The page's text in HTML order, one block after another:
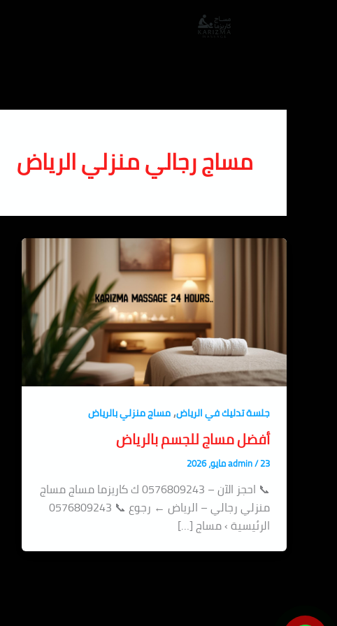
مساج رجالي منزلي الرياض
جلسة تدليك في الرياض,مساج منزلي بالرياض
أفضل مساج للجسم بالرياض
admin/23 مايو، 2026
📞 احجز الآن – 0576809243 ك كاريزما مساج مساج
منزلي رجالي – الرياض ← رجوع 📞 0576809243
الرئيسية › مساج […]